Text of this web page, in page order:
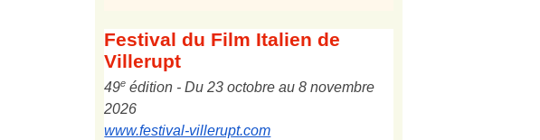
Festival du Film Italien de
Villerupt
49e édition - Du 23 octobre au 8 novembre
2026
www.festival-villerupt.com